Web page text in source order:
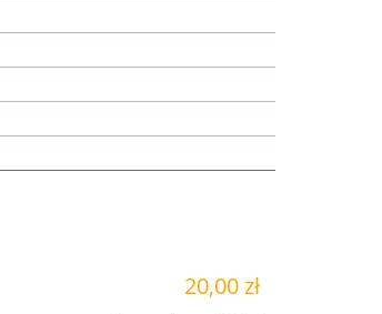
20,00 zł